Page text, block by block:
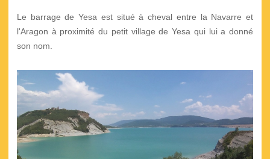
Le barrage de Yesa est situé à cheval entre la Navarre et
l'Aragon à proximité du petit village de Yesa qui lui a donné
son nom.